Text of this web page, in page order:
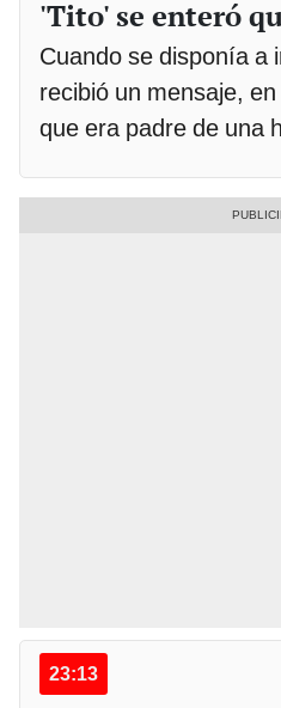
'Tito' se enteró
Cuando se disponía a
recibió un mensaje,
que era padre de una
23:13